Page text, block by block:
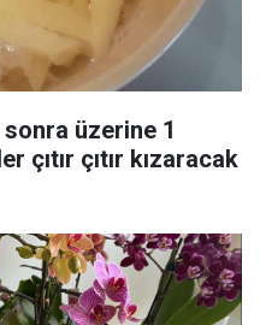
üzerine 1
çıtır çıtır kızaracak